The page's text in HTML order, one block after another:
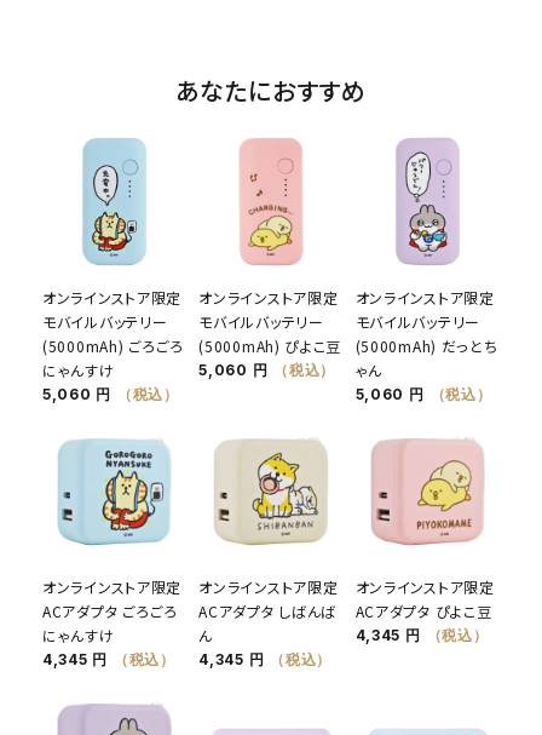
あなたにおすすめ
オンラインストア限定
モバイルバッテリー
(5000mAh) ごろごろ
にゃんすけ
5,060 円 （税込）
オンラインストア限定
モバイルバッテリー
(5000mAh) ぴよこ豆
5,060 円 （税込）
オンラインストア限定
モバイルバッテリー
(5000mAh) だっとち
ゃん
5,060 円 （税込）
オンラインストア限定
ACアダプタ ごろごろ
にゃんすけ
4,345 円 （税込）
オンラインストア限定
ACアダプタ しばんば
ん
4,345 円 （税込）
オンラインストア限定
ACアダプタ ぴよこ豆
4,345 円 （税込）